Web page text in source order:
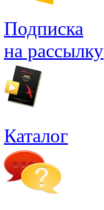
Подписка
на рассылку
Каталог